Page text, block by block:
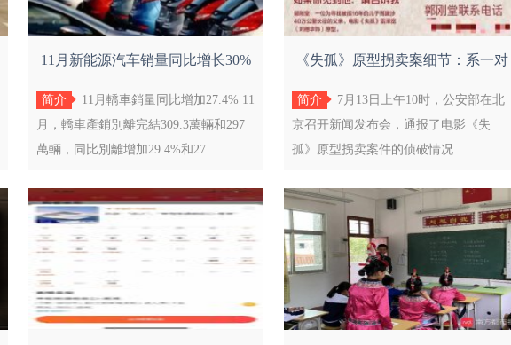
11月新能源汽车销量同比增长30%
营业收入
简介
11月轎車銷量同比增加27.4% 11
月，轎車產銷別離完結309.3萬輛和297
萬輛，同比別離增加29.4%和27...
《失孤》原型拐卖案细节：系一对
情侣旅
简介
7月13日上午10时，公安部在北
京召开新闻发布会，通报了电影《失
孤》原型拐卖案件的侦破情况...